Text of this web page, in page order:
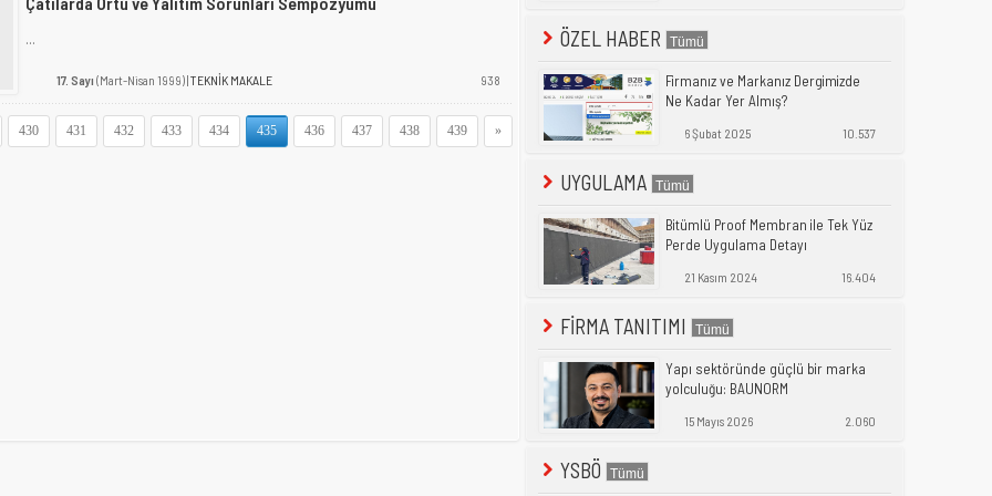
...
17. Sayı (Mart-Nisan 1999) |TEKNİK MAKALE 938
430 431 432 433 434 435 436 437 438 439 »
ÖZEL HABER
Firmanız ve Markanız Dergimizde
Ne Kadar Yer Almış?
6 Şubat 2025 10.537
UYGULAMA
Bitümlü Proof Membran ile Tek Yüz
Perde Uygulama Detayı
21 Kasım 2024 16.404
FİRMA TANITIMI
Yapı sektöründe güçlü bir marka
yolculuğu: BAUNORM
15 Mayıs 2026 2.060
YSBÖ